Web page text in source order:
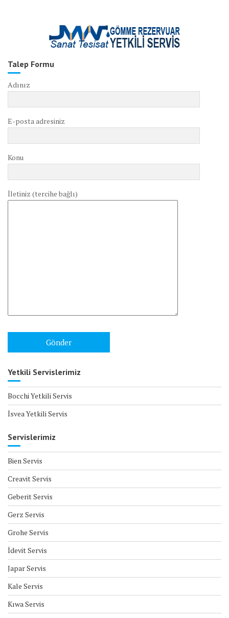
Talep Formu
Adınız
E-posta adresiniz
Konu
İletiniz (tercihe bağlı)
Yetkili Servislerimiz
Bocchi Yetkili Servis
İsvea Yetkili Servis
Servislerimiz
Bien Servis
Creavit Servis
Geberit Servis
Gerz Servis
Grohe Servis
İdevit Servis
Japar Servis
Kale Servis
Kıwa Servis